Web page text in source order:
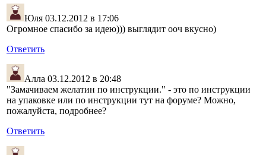
Юля 03.12.2012 в 17:06
Огромное спасибо за идею))) выглядит ооч вкусно)
Ответить
Алла 03.12.2012 в 20:48
"Замачиваем желатин по инструкции." - это по инструкции
на упаковке или по инструкции тут на форуме? Можно,
пожалуйста, подробнее?
Ответить